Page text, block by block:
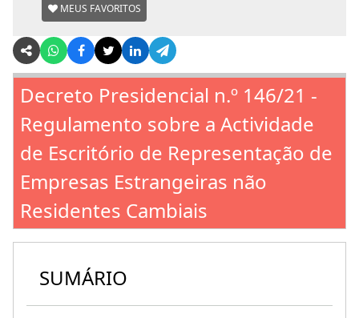
MEUS FAVORITOS
Decreto Presidencial n.º 146/21 -
Regulamento sobre a Actividade
de Escritório de Representação de
Empresas Estrangeiras não
Residentes Cambiais
SUMÁRIO